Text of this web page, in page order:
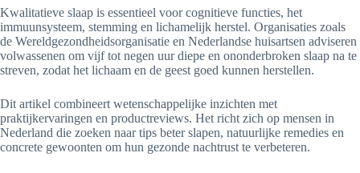
Kwalitatieve slaap is essentieel voor cognitieve functies, het
immuunsysteem, stemming en lichamelijk herstel. Organisaties zoals
de Wereldgezondheidsorganisatie en Nederlandse huisartsen adviseren
volwassenen om vijf tot negen uur diepe en ononderbroken slaap na te
streven, zodat het lichaam en de geest goed kunnen herstellen.
Dit artikel combineert wetenschappelijke inzichten met
praktijkervaringen en productreviews. Het richt zich op mensen in
Nederland die zoeken naar tips beter slapen, natuurlijke remedies en
concrete gewoonten om hun gezonde nachtrust te verbeteren.